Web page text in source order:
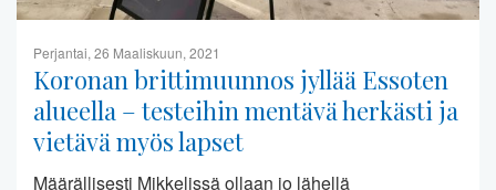
Perjantai, 26 Maaliskuun, 2021
Koronan brittimuunnos jyllää Essoten
alueella – testeihin mentävä herkästi ja
vietävä myös lapset
Määrällisesti Mikkelissä ollaan jo lähellä